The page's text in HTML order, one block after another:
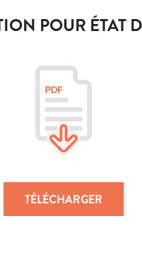
POUR ÉTAT
TÉLÉCHARGER